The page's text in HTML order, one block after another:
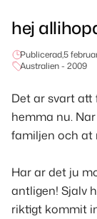
hej
Publicerad,5
Australien - 2009
Det ar svart
hemma nu.
familjen och at
Har ar det ju
antligen! Sjalv
riktigt kommit